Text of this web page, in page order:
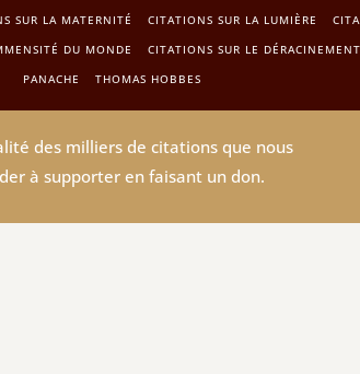
SUR LA MATERNITÉ CITATIONS SUR LA LUMIÈRE
DU MONDE CITATIONS SUR LE DÉRACINEMENT
PANACHE
THOMAS HOBBES
des milliers de citations que nous
à supporter en faisant un don.